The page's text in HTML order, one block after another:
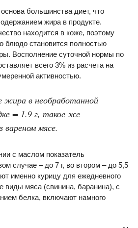
большинства диет, что
жира в продукте.
находится в коже, поэтому
блюдо становится полностью
Восполнение суточной нормы по
всего 3% из расчета на
активностью.
жира в необработанной
= 1.9 г, такое же
вареном мясе.
с маслом показатель
случае – до 7 г, во втором – до 5,5
именно курицу для ежедневного
виды мяса (свинина, баранина), с
белка, включают намного